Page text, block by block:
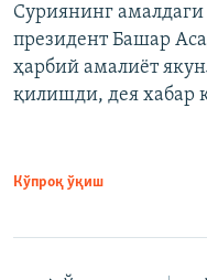
Суриянинг
президент Башар
ҳарбий амалиёт
қилишди, дея хабар
Кўпроқ ўқиш